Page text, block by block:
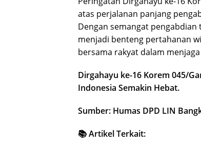
atas perjalanan panjang
Dengan semangat
menjadi benteng pertahanan
bersama rakyat dalam
Dirgahayu ke-16 Korem 045/
Indonesia Semakin Hebat.
Sumber: Humas DPD LIN
📚 Artikel Terkait: